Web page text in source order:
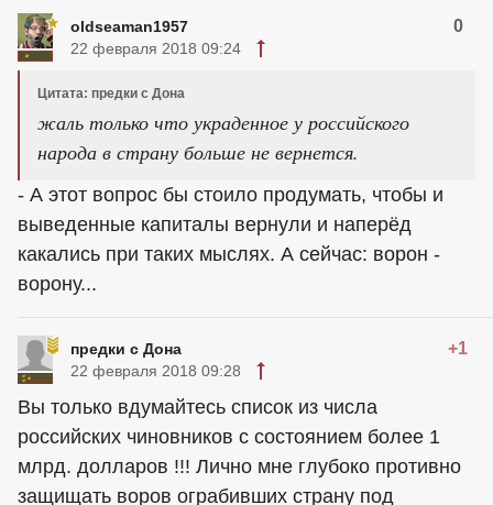
oldseaman1957 0
22 февраля 2018 09:24
Цитата: предки с Дона
жаль только что украденное у российского
народа в страну больше не вернется.
- А этот вопрос бы стоило продумать, чтобы и
выведенные капиталы вернули и наперёд
какались при таких мыслях. А сейчас: ворон -
ворону...
предки с Дона +1
22 февраля 2018 09:28
Вы только вдумайтесь список из числа
российских чиновников с состоянием более 1
млрд. долларов !!! Лично мне глубоко противно
защищать воров ограбивших страну под